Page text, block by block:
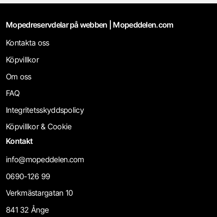
Mopedreservdelar på webben | Mopeddelen.com
Kontakta oss
Köpvillkor
Om oss
FAQ
Integritetsskyddspolicy
Köpvillkor & Cookie
Kontakt
info@mopeddelen.com
0690-126 99
Verkmästargatan 10
841 32 Ånge